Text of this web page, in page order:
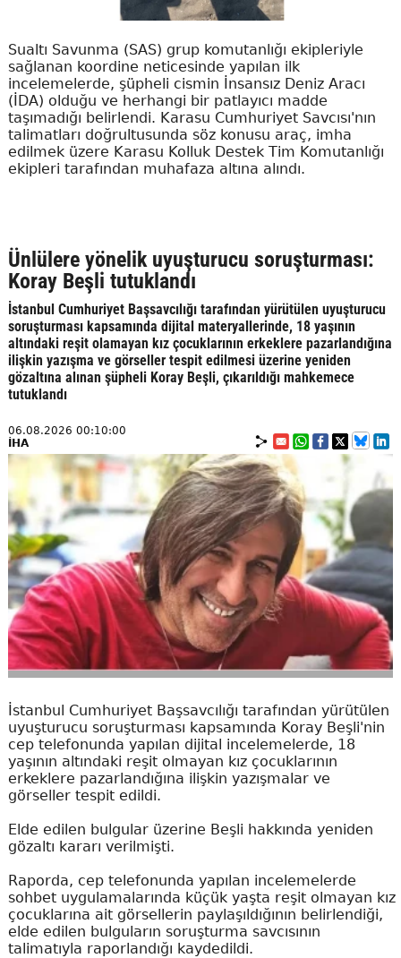
Sualtı Savunma (SAS) grup komutanlığı ekipleriyle
sağlanan koordine neticesinde yapılan ilk
incelemelerde, şüpheli cismin İnsansız Deniz Aracı
(İDA) olduğu ve herhangi bir patlayıcı madde
taşımadığı belirlendi. Karasu Cumhuriyet Savcısı'nın
talimatları doğrultusunda söz konusu araç, imha
edilmek üzere Karasu Kolluk Destek Tim Komutanlığı
ekipleri tarafından muhafaza altına alındı.
Ünlülere yönelik uyuşturucu soruşturması:
Koray Beşli tutuklandı
İstanbul Cumhuriyet Başsavcılığı tarafından yürütülen uyuşturucu
soruşturması kapsamında dijital materyallerinde, 18 yaşının
altındaki reşit olamayan kız çocuklarının erkeklere pazarlandığına
ilişkin yazışma ve görseller tespit edilmesi üzerine yeniden
gözaltına alınan şüpheli Koray Beşli, çıkarıldığı mahkemece
tutuklandı
06.08.2026 00:10:00
İHA
İstanbul Cumhuriyet Başsavcılığı tarafından yürütülen
uyuşturucu soruşturması kapsamında Koray Beşli'nin
cep telefonunda yapılan dijital incelemelerde, 18
yaşının altındaki reşit olmayan kız çocuklarının
erkeklere pazarlandığına ilişkin yazışmalar ve
görseller tespit edildi.
Elde edilen bulgular üzerine Beşli hakkında yeniden
gözaltı kararı verilmişti.
Raporda, cep telefonunda yapılan incelemelerde
sohbet uygulamalarında küçük yaşta reşit olmayan kız
çocuklarına ait görsellerin paylaşıldığının belirlendiği,
elde edilen bulguların soruşturma savcısının
talimatıyla raporlandığı kaydedildi.